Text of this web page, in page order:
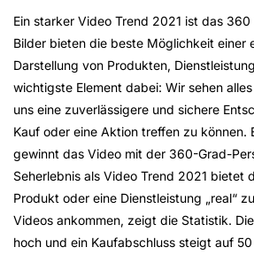
Ein starker Video Trend 2021 ist das
Bilder bieten die beste Möglichkeit einer
Darstellung von Produkten,
wichtigste Element dabei: Wir sehen
uns eine zuverlässigere und sichere
Kauf oder eine Aktion treffen zu können.
gewinnt das Video mit der 360-Grad-
Seherlebnis als Video Trend 2021 bietet
Produkt oder eine Dienstleistung „real“
Videos ankommen, zeigt die Statistik.
hoch und ein Kaufabschluss steigt auf